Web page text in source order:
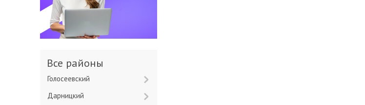
Все районы
Голосеевский
Дарницкий